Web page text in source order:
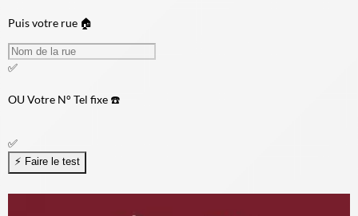
Puis votre rue 🏠
✅
OUVotre N° Tel fixe ☎️
✅